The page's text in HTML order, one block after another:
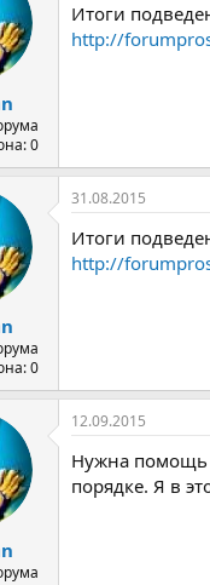
0
Итоги
http://
0
31.08.2015
Итоги
http://
12.09.2015
Нужна помощь
порядке. Я в